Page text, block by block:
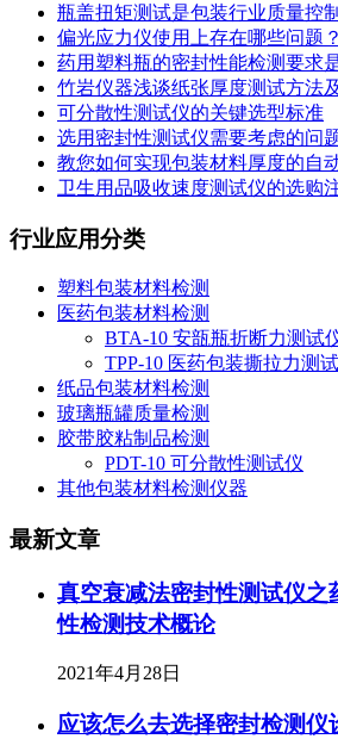
瓶盖扭矩测试是包装行业质量控
偏光应力仪使用上存在哪些问题？
药用塑料瓶的密封性能检测要求
竹岩仪器浅谈纸张厚度测试方法
可分散性测试仪的关键选型标准
选用密封性测试仪需要考虑的问
教您如何实现包装材料厚度的自
卫生用品吸收速度测试仪的选购
行业应用分类
塑料包装材料检测
医药包装材料检测
BTA-10 安瓿瓶折断力测试
TPP-10 医药包装撕拉力测
纸品包装材料检测
玻璃瓶罐质量检测
胶带胶粘制品检测
PDT-10 可分散性测试仪
其他包装材料检测仪器
最新文章
真空衰减法密封性测试仪之
性检测技术概论
2021年4月28日
应该怎么去选择密封检测仪